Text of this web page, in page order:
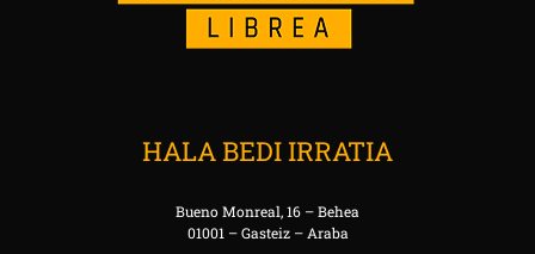
HALA BEDI IRRATIA
Bueno Monreal, 16 – Behea
01001 – Gasteiz – Araba